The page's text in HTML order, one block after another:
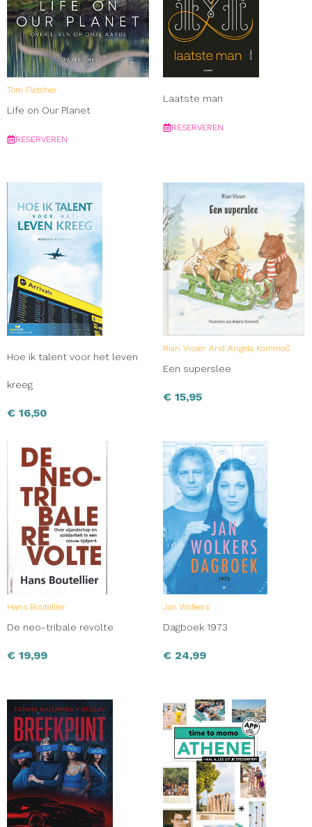
Tom Fletcher
Life on Our Planet
RESERVEREN
Laatste man
RESERVEREN
Hoe ik talent voor het leven
kreeg
€ 16,50
Rian Visser And Angela Kommoß
Een superslee
€ 15,95
Hans Boutellier
De neo-tribale revolte
€ 19,99
Jan Wolkers
Dagboek 1973
€ 24,99